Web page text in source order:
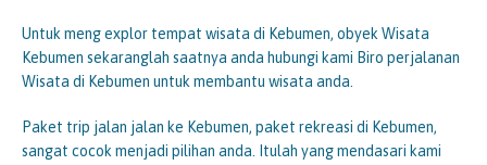
Untuk meng explor tempat wisata di Kebumen, obyek Wisata
Kebumen sekaranglah saatnya anda hubungi kami Biro perjalanan
Wisata di Kebumen untuk membantu wisata anda.
Paket trip jalan jalan ke Kebumen, paket rekreasi di Kebumen,
sangat cocok menjadi pilihan anda. Itulah yang mendasari kami